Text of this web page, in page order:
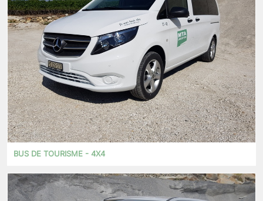
BUS DE TOURISME - 4X4